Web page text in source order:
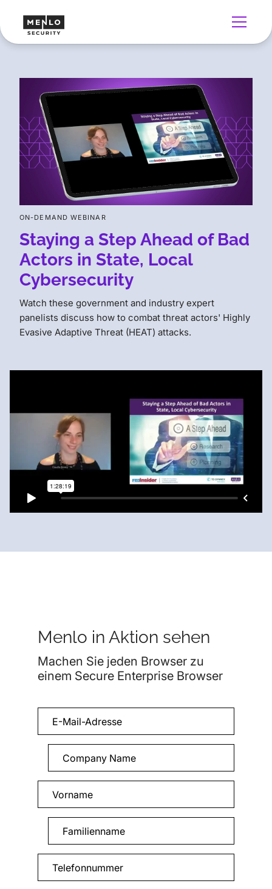
ON-DEMAND WEBINAR
Staying a Step Ahead of Bad
Actors in State, Local
Cybersecurity
Watch these government and industry expert
panelists discuss how to combat threat actors' Highly
Evasive Adaptive Threat (HEAT) attacks.
Menlo in Aktion sehen
Machen Sie jeden Browser zu
einem Secure Enterprise Browser